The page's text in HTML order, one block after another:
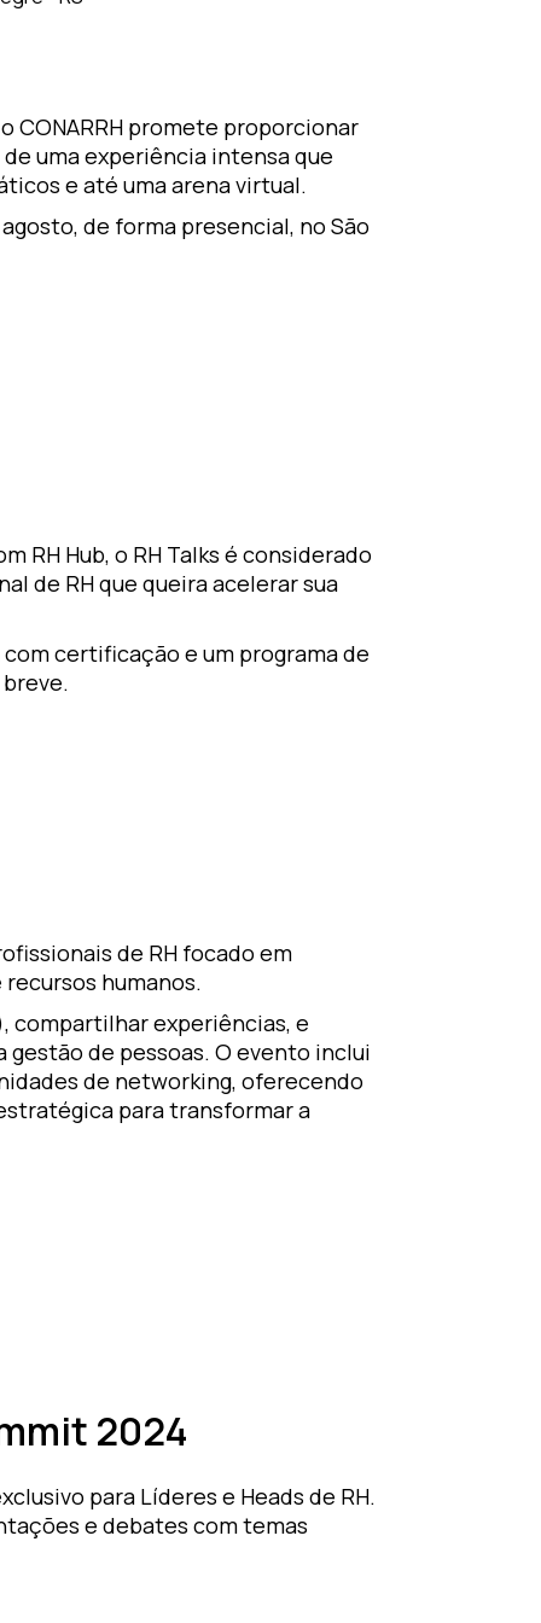
CONARRH promete proporcionar
uma experiência intensa que
e até uma arena virtual.
de forma presencial, no São
RH Hub, o RH Talks é considerado
de RH que queira acelerar sua
certificação e um programa de
de RH focado em
humanos.
compartilhar experiências, e
de pessoas. O evento inclui
de networking, oferecendo
para transformar a
2024
para Líderes e Heads de RH.
e debates com temas